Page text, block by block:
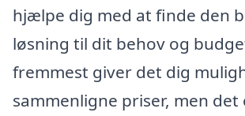
hjælpe dig med at finde den
løsning til dit behov og
fremmest giver det dig
sammenligne priser, men det